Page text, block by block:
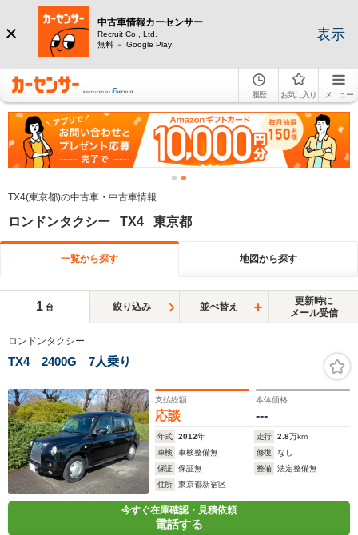
中古車情報カーセンサー
Recruit Co., Ltd.
無料 － Google Play
表示
履歴 お気に入り メニュー
TX4(東京都)の中古車・中古車情報
ロンドンタクシー TX4 東京都
一覧から探す 地図から探す
1 台 絞り込み 並べ替え
更新時に
メール受信
ロンドンタクシー
TX4 2400G 7人乗り
支払総額
応談
本体価格
---
年式 2012年 走行 2.8万km
車検
車検整備無 修復
なし
保証
保証無 整備
法定整備無
住所
東京都新宿区
今すぐ在庫確認・見積依頼
電話する